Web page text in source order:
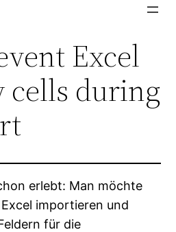
Excel
cells during
erlebt: Man möchte
importieren und
für die